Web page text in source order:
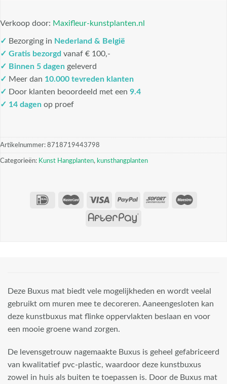
Verkoop door: Maxifleur-kunstplanten.nl
✓ Bezorging in Nederland & België
✓ Gratis bezorgd vanaf € 100,-
✓ Binnen 5 dagen geleverd
✓ Meer dan 10.000 tevreden klanten
✓ Door klanten beoordeeld met een 9.4
✓ 14 dagen op proef
Artikelnummer: 8718719443798
Categorieën: Kunst Hangplanten, kunsthangplanten
Deze Buxus mat biedt vele mogelijkheden en wordt veelal
gebruikt om muren mee te decoreren. Aaneengesloten kan
deze kunstbuxus mat flinke oppervlakten beslaan en voor
een mooie groene wand zorgen.
De levensgetrouw nagemaakte Buxus is geheel gefabriceerd
van kwalitatief pvc-plastic, waardoor deze kunstbuxus
zowel in huis als buiten te toepassen is. Door de Buxus mat